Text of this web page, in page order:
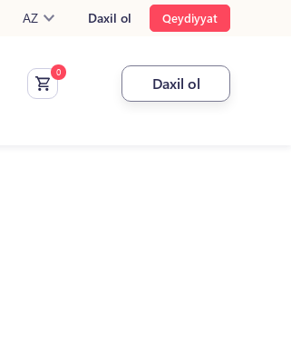
AZ Daxil ol Qeydiyyat
Daxil ol